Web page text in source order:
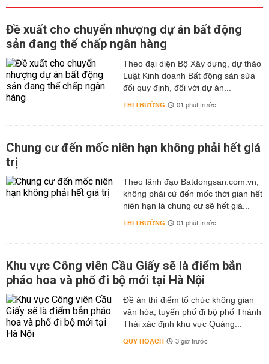
Đề xuất cho chuyển nhượng dự án bất động
sản đang thế chấp ngân hàng
Theo đại diện Bộ Xây dựng, dự thảo
Luật Kinh doanh Bất động sản sửa
đổi quy định, đối với dự án...
THỊ TRƯỜNG 01 phút trước
Chung cư đến mốc niên hạn không phải hết giá
trị
Theo lãnh đạo Batdongsan.com.vn,
không phải cứ đến mốc thời gian hết
niên hạn là chung cư sẽ hết giá...
THỊ TRƯỜNG 01 phút trước
Khu vực Công viên Cầu Giấy sẽ là điểm bắn
pháo hoa và phố đi bộ mới tại Hà Nội
Đề án thí điểm tổ chức không gian
văn hóa, tuyến phố đi bộ phố Thành
Thái xác định khu vực Quảng...
QUY HOẠCH 3 giờ trước